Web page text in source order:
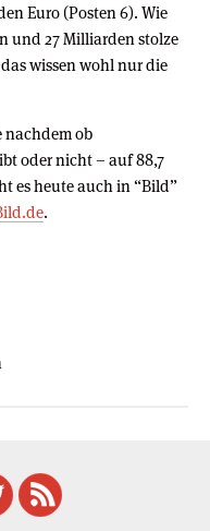
Euro (Posten 6). Wie
und 27 Milliarden stolze
wissen wohl nur die
ob
oder nicht – auf 88,7
es heute auch in “Bild”
.